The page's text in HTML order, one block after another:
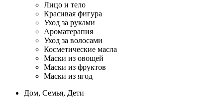
Лицо и тело
Красивая фигура
Уход за руками
Ароматерапия
Уход за волосами
Косметические масла
Маски из овощей
Маски из фруктов
Маски из ягод
Дом, Семья, Дети